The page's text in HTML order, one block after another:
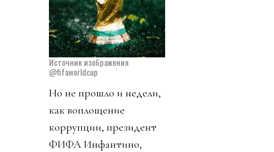
Источник изображения
@fifaworldcup
Но не прошло и недели,
как воплощение
коррупции, президент
ФИФА Инфантино,